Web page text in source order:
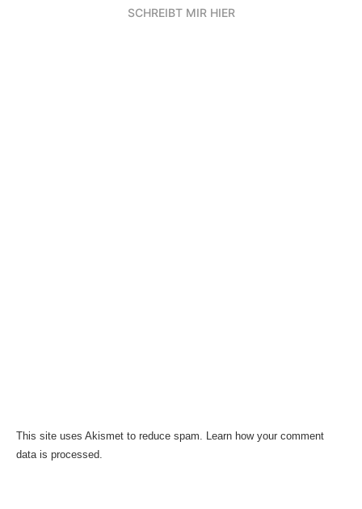
SCHREIBT MIR HIER
This site uses Akismet to reduce spam. Learn how your comment
data is processed.